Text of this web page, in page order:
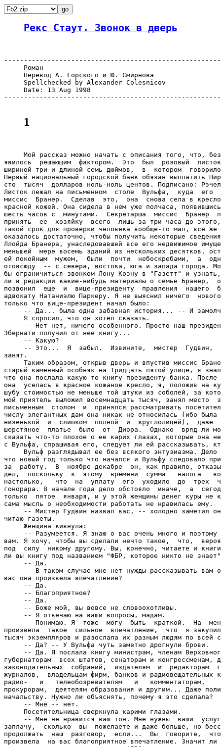
Рекс Стаут. Звонок в дверь
     Роман
     Перевод А. Горского и Ю. Смирнова
     Spellchecked by Alexander Colesnicov
     Date: 13 Aug 1998
1